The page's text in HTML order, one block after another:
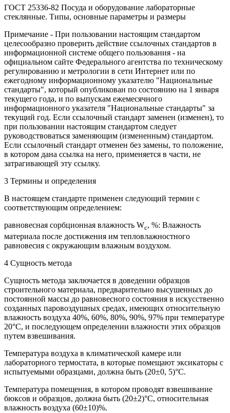
ГОСТ 25336-82 Посуда и оборудование лабораторные
стеклянные. Типы, основные параметры и размеры
Примечание - При пользовании настоящим стандартом
целесообразно проверить действие ссылочных стандартов в
информационной системе общего пользования - на
официальном сайте Федерального агентства по техническому
регулированию и метрологии в сети Интернет или по
ежегодному информационному указателю "Национальные
стандарты", который опубликован по состоянию на 1 января
текущего года, и по выпускам ежемесячного
информационного указателя "Национальные стандарты" за
текущий год. Если ссылочный стандарт заменен (изменен), то
при пользовании настоящим стандартом следует
руководствоваться заменяющим (измененным) стандартом.
Если ссылочный стандарт отменен без замены, то положение,
в котором дана ссылка на него, применяется в части, не
затрагивающей эту ссылку.
3 Термины и определения
В настоящем стандарте применен следующий термин с
соответствующим определением:
равновесная сорбционная влажность Wc, %: Влажность
материала после достижения им тепловлажностного
равновесия с окружающим влажным воздухом.
4 Сущность метода
Сущность метода заключается в доведении образцов
строительного материала, предварительно высушенных до
постоянной массы до равновесного состояния в искусственно
созданных паровоздушных средах, имеющих относительную
влажность воздуха 40%, 60%, 80%, 90%, 97% при температуре
20°С, и последующем определении влажности этих образцов
путем взвешивания.
Температура воздуха в климатической камере или
лабораторного термостата, в которые помещают эксикаторы с
испытуемыми образцами, должна быть (20±0, 5)°C.
Температура помещения, в котором проводят взвешивание
бюксов и образцов, должна быть (20±2)°C, относительная
влажность воздуха (60±10)%.